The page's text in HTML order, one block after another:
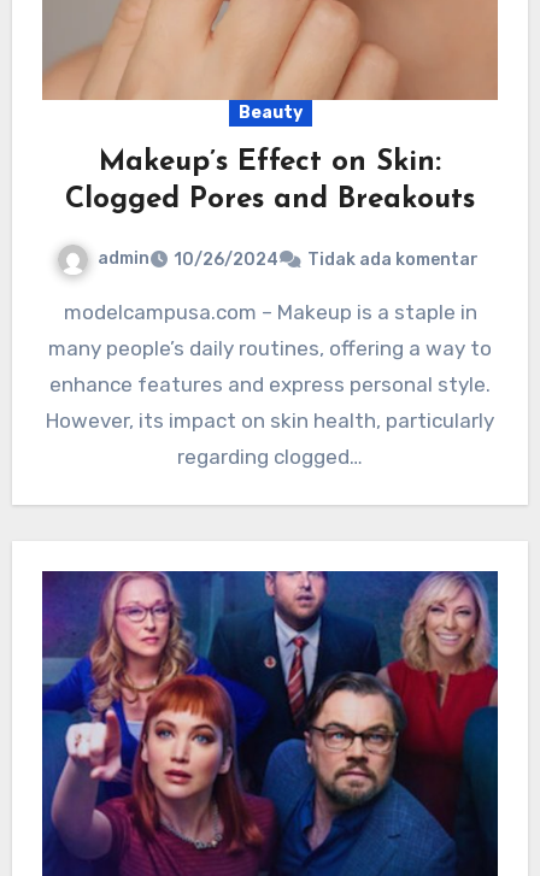
Beauty
Makeup’s Effect on Skin:
Clogged Pores and Breakouts
admin 10/26/2024 Tidak ada komentar
modelcampusa.com – Makeup is a staple in
many people’s daily routines, offering a way to
enhance features and express personal style.
However, its impact on skin health, particularly
regarding clogged…